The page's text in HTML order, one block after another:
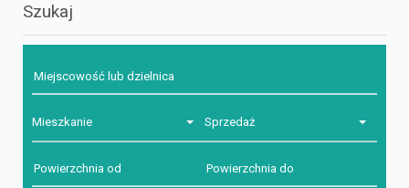
Szukaj
Mieszkanie Sprzedaż